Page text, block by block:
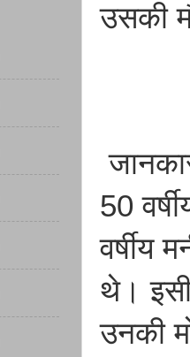
उसकी
50
वर्षीय
थे। इसी
उनकी